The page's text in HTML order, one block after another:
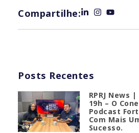
Compartilhe:
Posts Recentes
RPRJ News |
19h – O
Podcast
Com Mais
Sucesso.